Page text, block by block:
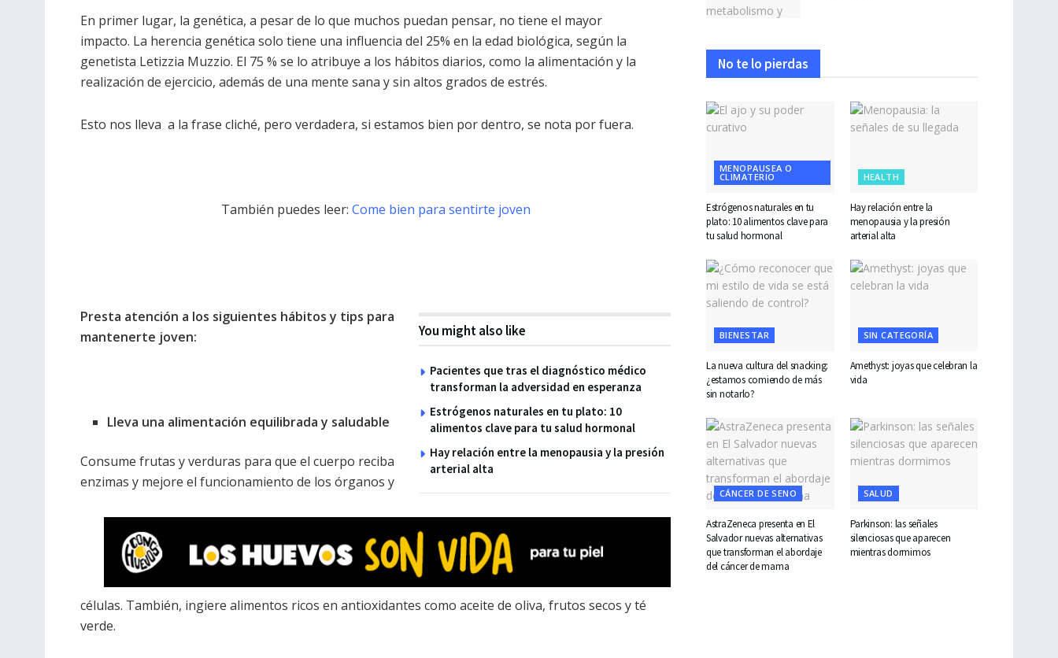
En primer lugar, la genética, a pesar de lo que muchos puedan pensar, no tiene el mayor
impacto. La herencia genética solo tiene una influencia del 25% en la edad biológica, según la
genetista Letizzia Muzzio. El 75 % se lo atribuye a los hábitos diarios, como la alimentación y la
realización de ejercicio, además de una mente sana y sin altos grados de estrés.
Esto nos lleva a la frase cliché, pero verdadera, si estamos bien por dentro, se nota por fuera.
También puedes leer: Come bien para sentirte joven
You might also like
Pacientes que tras el diagnóstico médico
transforman la adversidad en esperanza
Estrógenos naturales en tu plato: 10
alimentos clave para tu salud hormonal
Hay relación entre la menopausia y la presión
arterial alta
Presta atención a los siguientes hábitos y tips para
mantenerte joven:
Lleva una alimentación equilibrada y saludable
Consume frutas y verduras para que el cuerpo reciba
enzimas y mejore el funcionamiento de los órganos y
células. También, ingiere alimentos ricos en antioxidantes como aceite de oliva, frutos secos y té
verde.
No te lo pierdas
MENOPAUSEA O
CLIMATERIO
Estrógenos naturales en tu
plato: 10 alimentos clave para
tu salud hormonal
HEALTH
Hay relación entre la
menopausia y la presión
arterial alta
BIENESTAR
La nueva cultura del snacking:
¿estamos comiendo de más
sin notarlo?
SIN CATEGORÍA
Amethyst: joyas que celebran la
vida
CÁNCER DE SENO
AstraZeneca presenta en El
Salvador nuevas alternativas
que transforman el abordaje
del cáncer de mama
SALUD
Parkinson: las señales
silenciosas que aparecen
mientras dormimos